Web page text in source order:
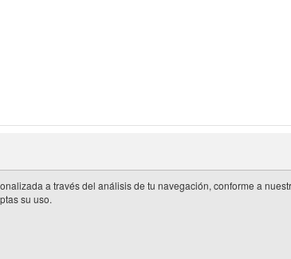
a través del análisis de tu navegación, conforme a
su uso.
adicional